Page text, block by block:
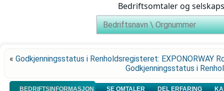
Bedriftsomtaler og
« Godkjenningsstatus i Renholdsregisteret: EXPONORWAY
Godkjenningsstatus i
BEDRIFTSINFORMASJON SE OMTALER DEL ERFARING